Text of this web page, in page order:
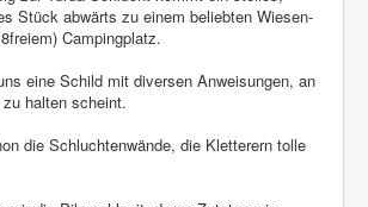
Stück abwärts zu einem beliebten Wiesen-
Campingplatz.
eine Schild mit diversen Anweisungen, an
halten scheint.
die Schluchtenwände, die Kletterern tolle